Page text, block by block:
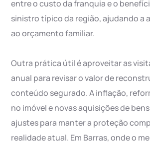
entre o custo da franquia e o
sinistro típico da região, ajudando a
ao orçamento familiar.
Outra prática útil é aproveitar as
anual para revisar o valor de
conteúdo segurado. A inflação,
no imóvel e novas aquisições de
ajustes para manter a proteção
realidade atual. Em Barras, onde o